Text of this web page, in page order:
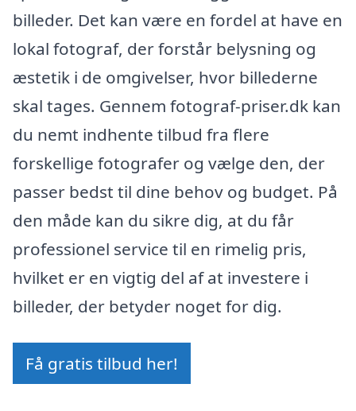
billeder. Det kan være en fordel at have en
lokal fotograf, der forstår belysning og
æstetik i de omgivelser, hvor billederne
skal tages. Gennem fotograf-priser.dk kan
du nemt indhente tilbud fra flere
forskellige fotografer og vælge den, der
passer bedst til dine behov og budget. På
den måde kan du sikre dig, at du får
professionel service til en rimelig pris,
hvilket er en vigtig del af at investere i
billeder, der betyder noget for dig.
Få gratis tilbud her!